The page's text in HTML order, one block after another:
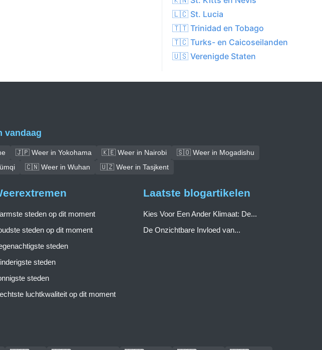
🇱🇨 St. Lucia
🇹🇹 Trinidad en Tobago
🇹🇨 Turks- en Caicoseilanden
🇺🇸 Verenigde Staten
vandaag
🇯🇵 Weer in Yokohama 🇰🇪 Weer in Nairobi
🇸🇴 Weer in Mogadishu
🇨🇳 Weer in Wuhan 🇺🇿 Weer in Tasjkent
steden op dit moment
steden op dit moment
steden
steden
steden
luchtkwaliteit op dit moment
Laatste blogartikelen
Kies Voor Een Ander Klimaat: De...
De Onzichtbare Invloed van...